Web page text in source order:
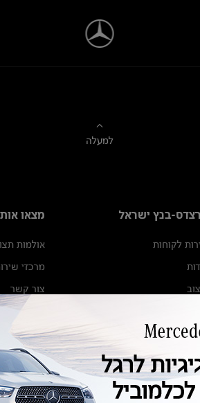
למעלה
בנץ ישראל
לקוחות
מרצדס-בנץ
רכב מרצדס-בנץ
זיהום אוויר וצריכת דלק וחשמל
תווית צמיגים
מצאו
אולמות
מרכזי
צור קשר